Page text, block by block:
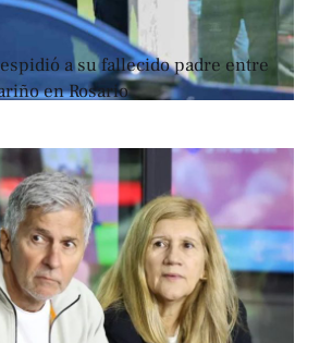
a su fallecido padre entre
en Rosario